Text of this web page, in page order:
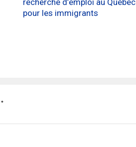
recherche d’emploi au Québec
pour les immigrants
*